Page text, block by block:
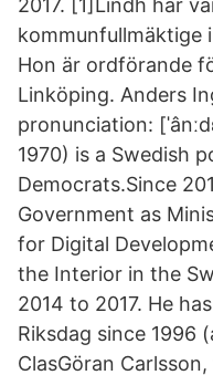
2017. [1]Lindh har
kommunfullmäktige
Hon är ordförande
Linköping. Anders
pronunciation:
1970) is a Swedish
Democrats.Since
Government as
for Digital
the Interior in the
2014 to 2017. He
Riksdag since 1996
ClasGöran